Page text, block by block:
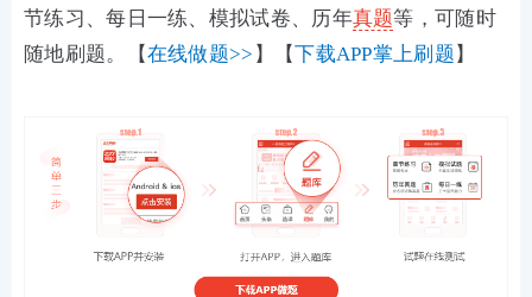
节练习、每日一练、模拟试卷、历年真题等，可随时
随地刷题。【在线做题>> 】【下载APP掌上刷题 】